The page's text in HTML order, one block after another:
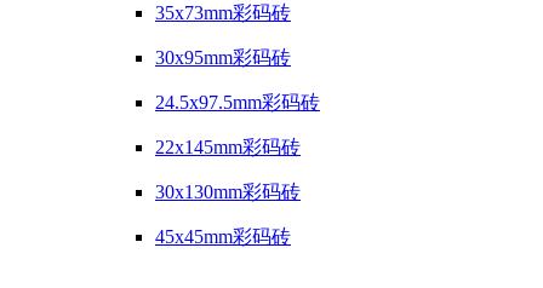
35x73mm彩码砖
30x95mm彩码砖
24.5x97.5mm彩码砖
22x145mm彩码砖
30x130mm彩码砖
45x45mm彩码砖